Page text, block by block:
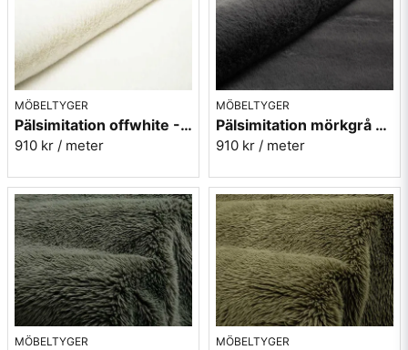
MÖBELTYGER
Pälsimitation offwhite - Bunny
910 kr / meter
MÖBELTYGER
Pälsimitation mörkgrå - Bunny
910 kr / meter
MÖBELTYGER MÖBELTYGER